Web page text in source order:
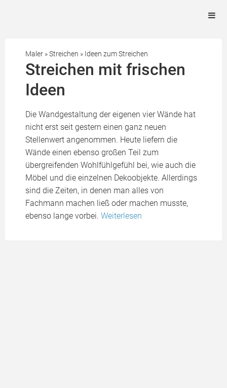
Maler »Streichen » Ideen zum Streichen
Streichen mit frischen
Ideen
Die Wandgestaltung der eigenen vier Wände hat
nicht erst seit gestern einen ganz neuen
Stellenwert angenommen. Heute liefern die
Wände einen ebenso großen Teil zum
übergreifenden Wohlfühlgefühl bei, wie auch die
Möbel und die einzelnen Dekoobjekte. Allerdings
sind die Zeiten, in denen man alles von
Fachmann machen ließ oder machen musste,
ebenso lange vorbei. Weiterlesen